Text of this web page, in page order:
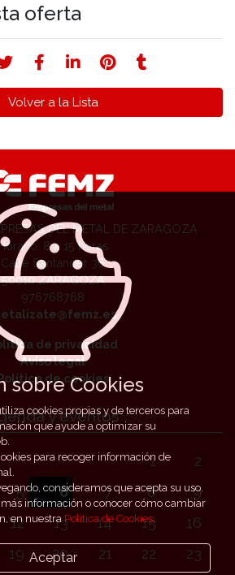
oferta
Volver a la Lista
DEL METAL DE ZARAGOZA
8 a 15 horas
Calle Santander 36
50010 ZARAGOZA
976768768
de privacidad
Aviso legal
de cookies
y eventos
1
2
5 6 7 8
9
12 13 14 15
16
19 20 21 22 23
sobre Cookies
cookies propias y de terceros para
que ayude a optimizar su
para recoger información de
consideramos que acepta su uso.
información o conocer cómo cambiar
en nuestraPolítica de Cookies.
Aceptar